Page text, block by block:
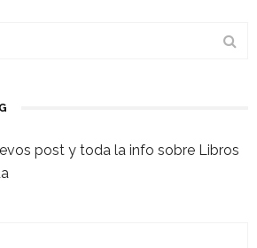
post y toda la info sobre Libros